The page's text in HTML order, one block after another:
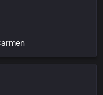
Barrio